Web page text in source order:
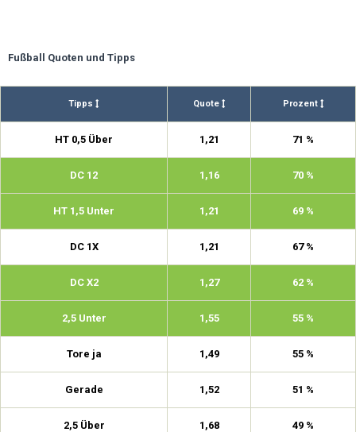
Fußball Quoten und Tipps
Tipps Quote Prozent
HT 0,5 Über 1,21 71 %
DC 12 1,16 70 %
HT 1,5 Unter 1,21 69 %
DC 1X 1,21 67 %
DC X2 1,27 62 %
2,5 Unter 1,55 55 %
Tore ja 1,49 55 %
Gerade 1,52 51 %
2,5 Über 1,68 49 %